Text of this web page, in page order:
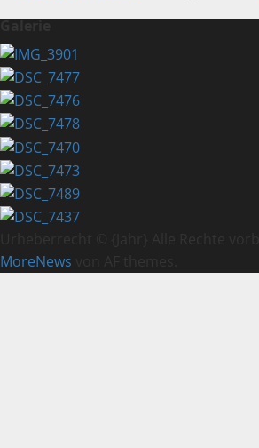
Galerie
MoreNews